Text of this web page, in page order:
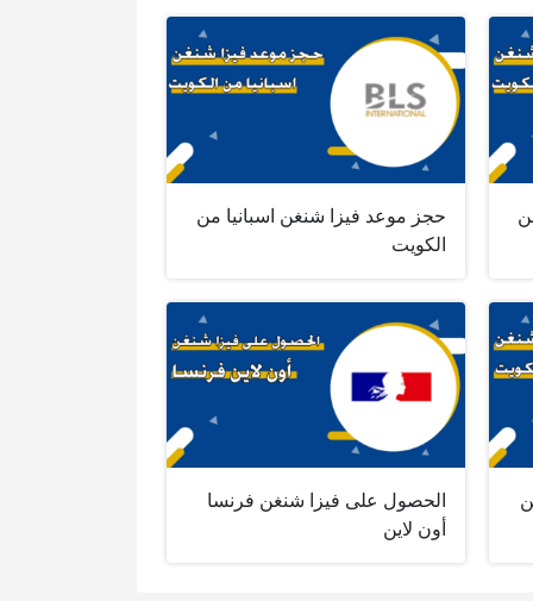
حجز موعد فيزا شنغن اسبانيا من
الكويت
الحصول على فيزا شنغن فرنسا
أون لاين